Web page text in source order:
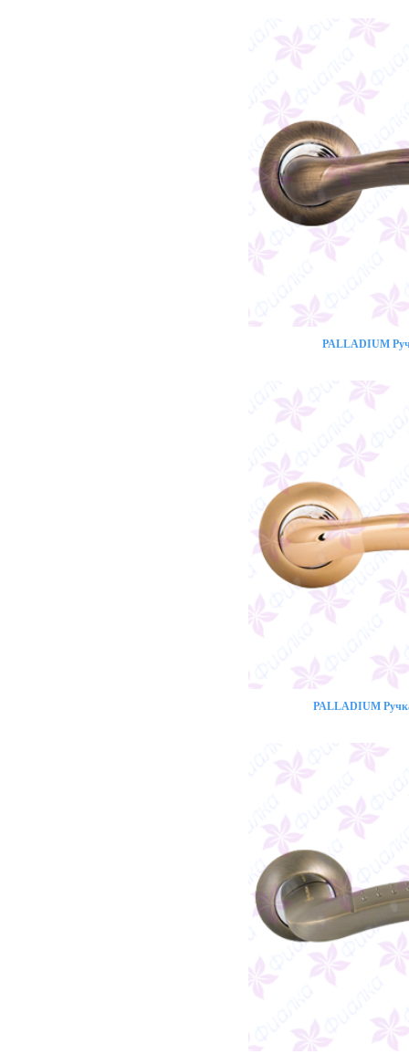
PALLADIUM
PALLADIUM